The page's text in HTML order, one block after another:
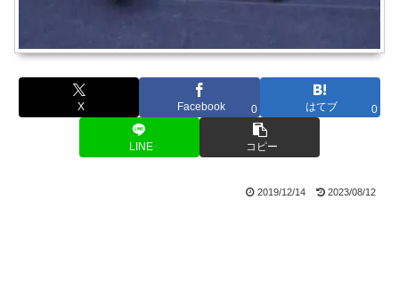
X Facebook 0 はてブ 0
LINE コピー
2019/12/14 2023/08/12